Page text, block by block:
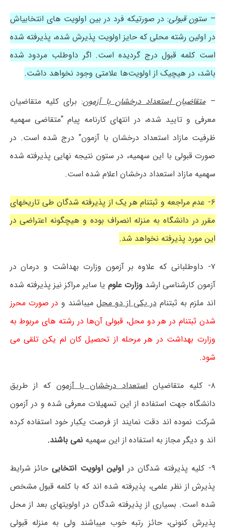
– ستون قبولی: در صورتیکه فرد در بین اولویت های انتخابیاش
در اولین رشته محلی که حایز اولویت پذیرش شده، پذیرفته شده
است کلمه قبول درج گردیده است. اگر داوطلب مردود شده
باشد، در هیچیک از اولویت‌ها علامتی وجود نخواهد داشت.
–متقاضیان استعداد درخشان با آزمون: برای کلیه متقاضیان
معرفی و تایید شده، در انتهای کارنامه پیام “متقاضی سهمیه
ظرفیت مازاد استعداد درخشان با آزمون” درج شده است. در
صورت قبولی با این سهمیه، در ستون نتیجه نهایی پذیرفته شده
سهمیه مازاد استعداد درخشان اعلام شده است.
۶- عدم مراجعه و ثبتنام هر یک از پذیرفته شدگان طی تاریخهای
مقرر در دانشگاه به منزله انصراف بوده و هیچگونه اعتراضی در
این مورد پذیرفته نخواهد شد.
۷- داوطلبانی که علاوه بر آزمون وزارت بهداشت و درمان در
آزمون کارشناسی ارشدوزارت علوم یا سایر مراکز نیز پذیرفته شده
اند ملزم به ثبتنامدر یکی از دو محل میباشند و در صورت محرز
شدن ثبتنام در هر دو محل، قبولی آن‌ها در رشته های مربوط به
وزارت بهداشت در هر مرحله از تحصیل کان لم یکن تلقی می
شود.
۸- کلیه متقاضیان استعداد درخشان با آزمون که از طریق
دانشگاه جهت استفاده از این تسهیلات معرفی شده و در آزمون
شرکت نموده اند دقت نمایند از فرصت یکبار خود استفاده کرده
اند و دیگر مجاز به استفاده از این سهمیه نمی باشند.
۹- کلیه پذیرفته شدگان در اولین اولویت انتخابیحائز شرایط
پذیرش از نظر علمی، پذیرفته شده اند که با کلمه قبول مشخص
شده است. بسیاری از پذیرفته شدگان در اولویتهای بعد از محل
پذیرش کنونی، حائز رتبه خوب میباشند ولی به منزله قبولی